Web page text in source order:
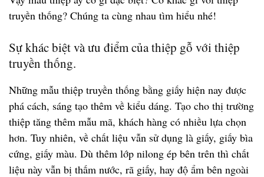
truyền thống? Chúng ta cùng nhau tìm hiểu nhé!
Sự khác biệt và ưu điểm của thiệp gỗ với thiệp
truyền thống.
Những mẫu thiệp truyền thống bằng giấy hiện nay được
phá cách, sáng tạo thêm về kiểu dáng. Tạo cho thị trường
thiệp tăng thêm mẫu mã, khách hàng có nhiều lựa chọn
hơn. Tuy nhiên, về chất liệu vẫn sử dụng là giấy, giấy bìa
cứng, giấy màu. Dù thêm lớp nilong ép bên trên thì chất
liệu này vẫn bị thấm nước, rã giấy, hay độ ẩm bên ngoài